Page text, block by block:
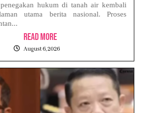
hukum di tanah air kembali
utama berita nasional. Proses
Read More
August 6, 2026